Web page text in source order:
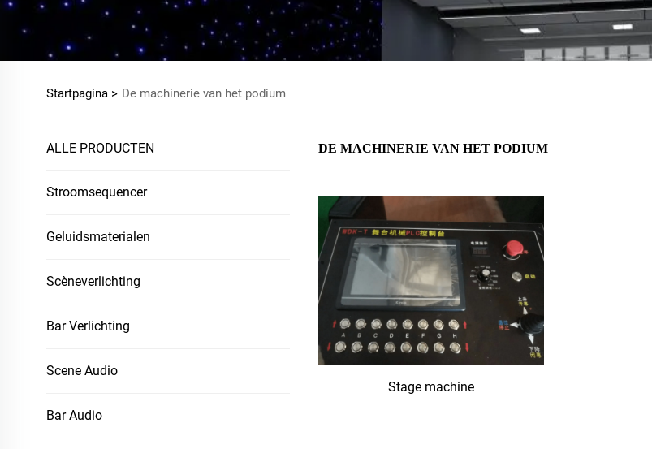
Startpagina > De machinerie van het podium
ALLE PRODUCTEN
Stroomsequencer
Geluidsmaterialen
Scèneverlichting
Bar Verlichting
Scene Audio
Bar Audio
DE MACHINERIE VAN HET PODIUM
Stage machine